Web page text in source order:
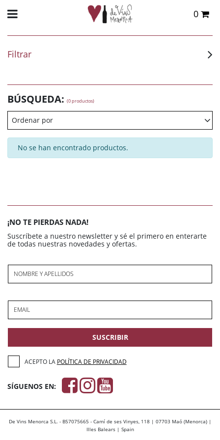
0
Filtrar
BÚSQUEDA: (0 productos)
Ordenar por
No se han encontrado productos.
¡NO TE PIERDAS NADA!
Suscríbete a nuestro newsletter y sé el primero en enterarte
de todas nuestras novedades y ofertas.
NOMBRE Y APELLIDOS
EMAIL
SUSCRIBIR
ACEPTO LA POLÍTICA DE PRIVACIDAD
SÍGUENOS EN:
De Vins Menorca S.L. - B57075665 - Camí de ses Vinyes, 118 | 07703 Maó (Menorca) |
Illes Balears | Spain